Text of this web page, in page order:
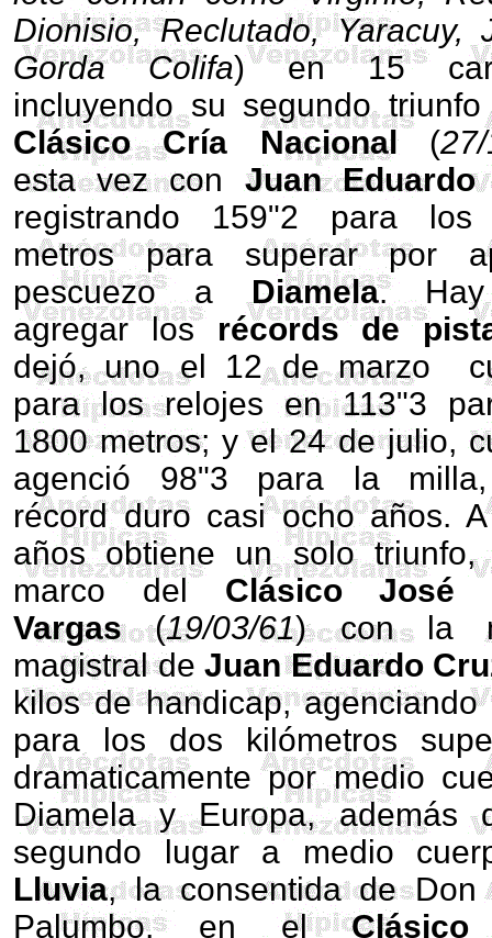
Dionisio, Reclutado,
Gorda Colifa) en 15
incluyendo su segundo
Clásico Cría Nacional(
esta vez con Juan Eduardo
registrando 159"2 para los
metros para superar por
pescuezo a Diamela.
agregar los récords de
dejó, uno el 12 de marzo
para los relojes en 113"3
1800 metros; y el 24 de julio,
agenció 98"3 para la
récord duro casi ocho años.
años obtiene un solo
marco del Clásico José
Vargas(19/03/61) con la
magistral de Juan Eduardo
kilos de handicap, agenciando
para los dos kilómetros
dramaticamente por medio
Diamela y Europa, además
segundo lugar a medio
Lluvia, la consentida de Don
Palumbo, en el